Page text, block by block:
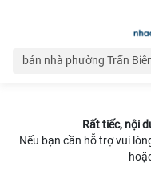
Rất tiếc, nội
Nếu bạn cần hỗ trợ vui